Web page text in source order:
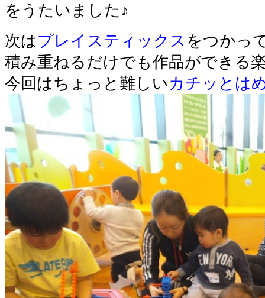
をうたいました♪
次はプレイスティックス をつかっ
積み重ねるだけでも作品ができる
今回はちょっと難しいカチッとは